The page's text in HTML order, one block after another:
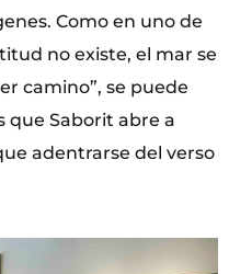
Como en uno de
no existe, el mar se
camino”, se puede
que Saborit abre a
adentrarse del verso